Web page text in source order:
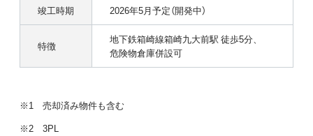
竣工時期 2026年5月予定（開発中）
特徴
地下鉄箱崎線箱崎九大前駅 徒歩5分、
危険物倉庫併設可
※1 売却済み物件も含む
※2 3PL